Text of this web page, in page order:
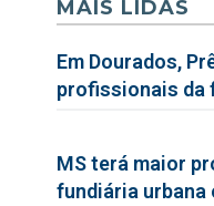
MAIS LIDAS
Em Dourados,
profissionais da
MS terá maior
fundiária urbana